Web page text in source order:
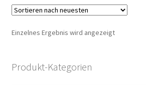
Einzelnes Ergebnis wird angezeigt
Produkt-Kategorien